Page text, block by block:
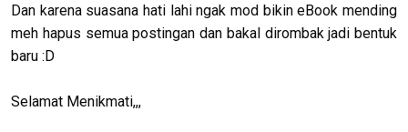
Dan karena suasana hati lahi ngak mod bikin eBook mending
meh hapus semua postingan dan bakal dirombak jadi bentuk
baru :D
Selamat Menikmati,,,